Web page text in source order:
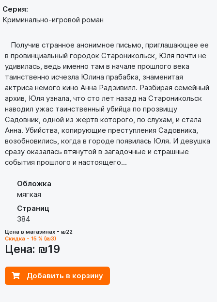
Серия:
Криминально-игровой роман
Получив странное анонимное письмо, приглашающее ее
в провинциальный городок Староникольск, Юля почти не
удивилась, ведь именно там в начале прошлого века
таинственно исчезла Юлина прабабка, знаменитая
актриса немого кино Анна Радзивилл. Разбирая семейный
архив, Юля узнала, что сто лет назад на Староникольск
наводил ужас таинственный убийца по прозвищу
Садовник, одной из жертв которого, по слухам, и стала
Анна. Убийства, копирующие преступления Садовника,
возобновились, когда в городе появилась Юля. И девушка
сразу оказалась втянутой в загадочные и страшные
события прошлого и настоящего...
Обложка
мягкая
Страниц
384
Цена в магазинах - ₪22
Скидка - 15 % (₪3)
Цена: ₪19
Добавить в корзину